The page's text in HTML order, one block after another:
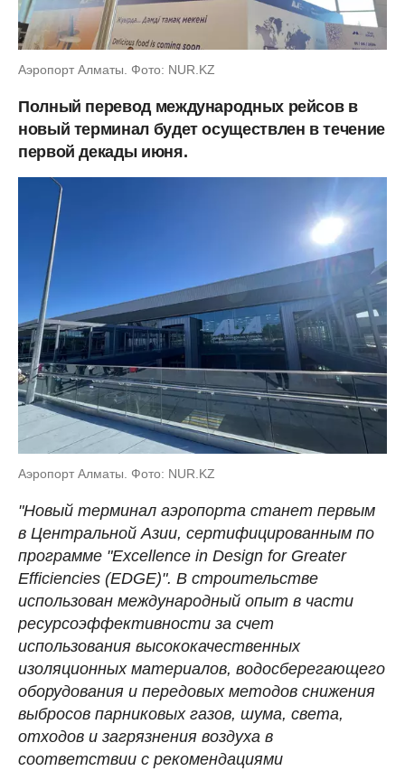
Аэропорт Алматы. Фото: NUR.KZ
Полный перевод международных рейсов в
новый терминал будет осуществлен в течение
первой декады июня.
Аэропорт Алматы. Фото: NUR.KZ
"Новый терминал аэропорта станет первым
в Центральной Азии, сертифицированным по
программе "Excellence in Design for Greater
Efficiencies (EDGE)". В строительстве
использован международный опыт в части
ресурсоэффективности за счет
использования высококачественных
изоляционных материалов, водосберегающего
оборудования и передовых методов снижения
выбросов парниковых газов, шума, света,
отходов и загрязнения воздуха в
соответствии с рекомендациями